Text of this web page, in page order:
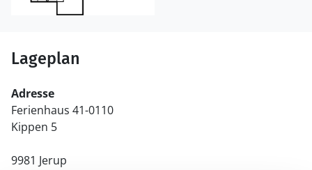
Lageplan
Adresse
Ferienhaus 41-0110
Kippen 5
9981 Jerup